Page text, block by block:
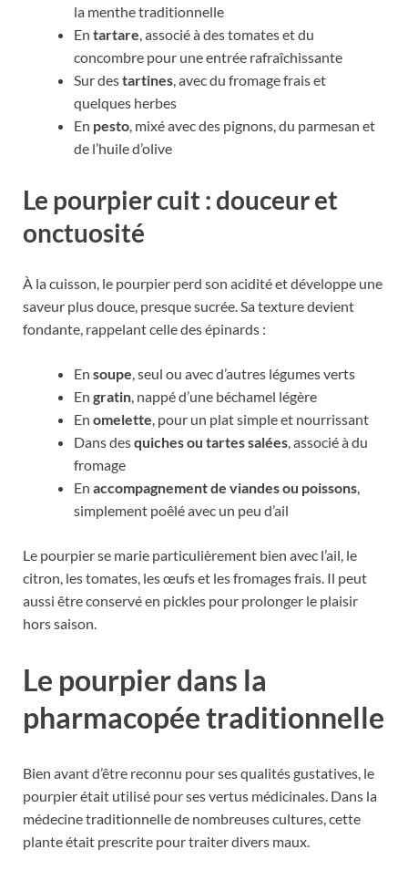
la menthe traditionnelle
En tartare, associé à des tomates et du
concombre pour une entrée rafraîchissante
Sur destartines, avec du fromage frais et
quelques herbes
En pesto, mixé avec des pignons, du parmesan et
de l’huile d’olive
Le pourpier cuit : douceur et
onctuosité
À la cuisson, le pourpier perd son acidité et développe une
saveur plus douce, presque sucrée. Sa texture devient
fondante, rappelant celle des épinards :
En soupe , seul ou avec d’autres légumes verts
En gratin , nappé d’une béchamel légère
En omelette , pour un plat simple et nourrissant
Dans desquiches ou tartes salées , associé à du
fromage
En accompagnement de viandes ou poissons
simplement poêlé avec un peu d’ail
Le pourpier se marie particulièrement bien avec l’ail, le
citron, les tomates, les œufs et les fromages frais. Il peut
aussi être conservé en pickles pour prolonger le plaisir
hors saison.
Le pourpier dans la
pharmacopée traditionnelle
Bien avant d’être reconnu pour ses qualités gustatives, le
pourpier était utilisé pour ses vertus médicinales. Dans la
médecine traditionnelle de nombreuses cultures, cette
plante était prescrite pour traiter divers maux.